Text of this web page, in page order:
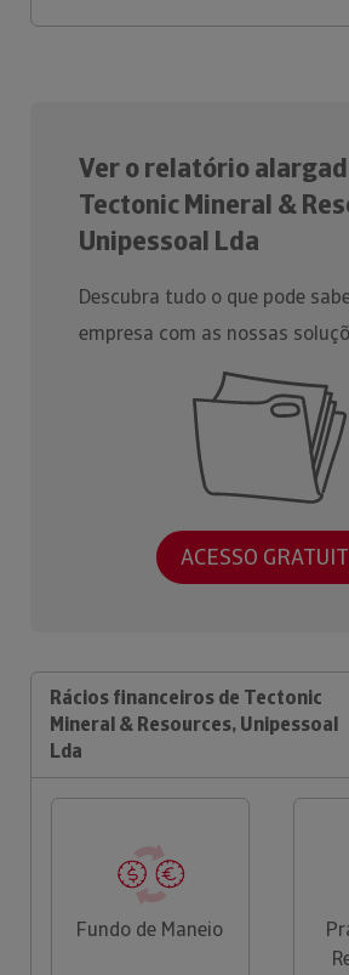
Ver o relatório
Tectonic Mineral &
Unipessoal Lda
Descubra tudo o que pode
empresa com as nossas
ACESSO
Rácios financeiros de Tectonic
Mineral & Resources, Unipessoal
Lda
Fundo de Maneio